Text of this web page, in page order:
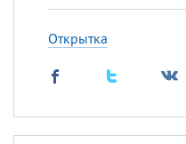
Открытка